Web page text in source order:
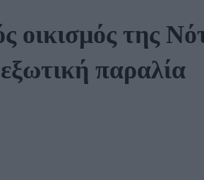
της
παραλία